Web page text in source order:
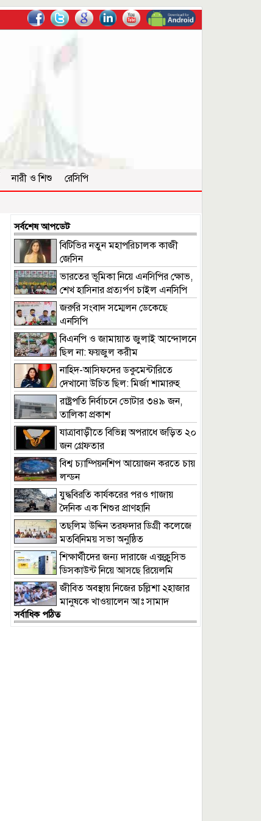
নারী ও শিশু
রেসিপি
সর্বশেষ আপডেট
বিটিভির নতুন মহাপরিচালক কাজী
জেসিন
ভারতের ভূমিকা নিয়ে এনসিপির ক্ষোভ,
শেখ হাসিনার প্রত্যর্পণ চাইল এনসিপি
জরুরি সংবাদ সম্মেলন ডেকেছে
এনসিপি
বিএনপি ও জামায়াত জুলাই আন্দোলনে
ছিল না: ফয়জুল করীম
নাহিদ-আসিফদের ডকুমেন্টারিতে
দেখানো উচিত ছিল: মির্জা শামারুহ
রাষ্ট্রপতি নির্বাচনে ভোটার ৩৪৯ জন,
তালিকা প্রকাশ
যাত্রাবাড়ীতে বিভিন্ন অপরাধে জড়িত ২০
জন গ্রেফতার
বিশ্ব চ্যাম্পিয়নশিপ আয়োজন করতে চায়
লন্ডন
যুদ্ধবিরতি কার্যকরের পরও গাজায়
দৈনিক এক শিশুর প্রাণহানি
তছলিম উদ্দিন তরফদার ডিগ্রী কলেজে
মতবিনিময় সভা অনুষ্ঠিত
শিক্ষার্থীদের জন্য দারাজে এক্সক্লুসিভ
ডিসকাউন্ট নিয়ে আসছে রিয়েলমি
সি১০০এক্স জীবিত অবস্থায় নিজের চল্লিশা ২হাজার
মানুষকে খাওয়ালেন আঃ সামাদ
সর্বাধিক পঠিত